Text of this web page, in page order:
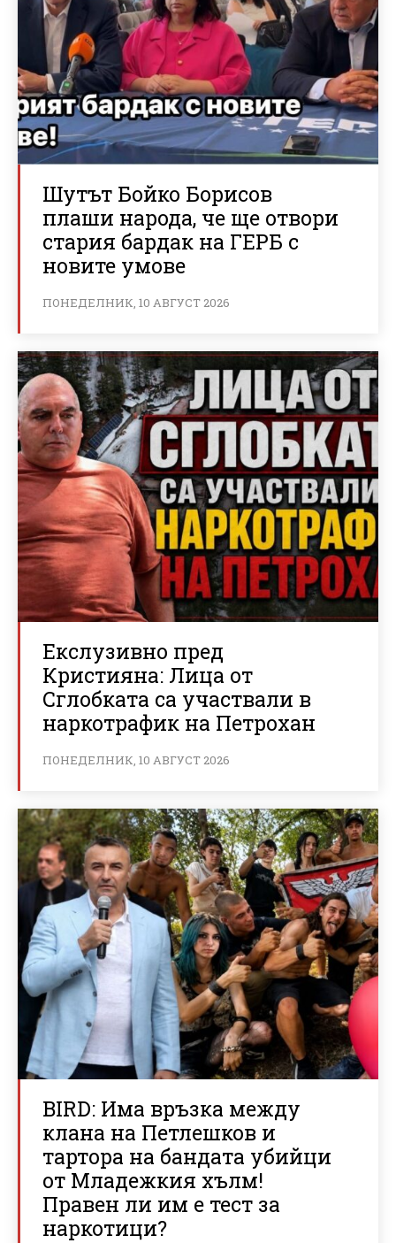
Шутът Бойко Борисов
плаши народа, че ще отвори
стария бардак на ГЕРБ с
новите умове
ПОНЕДЕЛНИК, 10 АВГУСТ 2026
Екслузивно пред
Кристияна: Лица от
Сглобката са участвали в
наркотрафик на Петрохан
ПОНЕДЕЛНИК, 10 АВГУСТ 2026
BIRD: Има връзка между
клана на Петлешков и
тартора на бандата убийци
от Младежкия хълм!
Правен ли им е тест за
наркотици?